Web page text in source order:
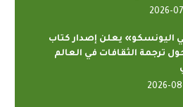
2026-
اليونسكو» يعلن إصدار كتاب
ترجمة الثقافات في العالم
2026-